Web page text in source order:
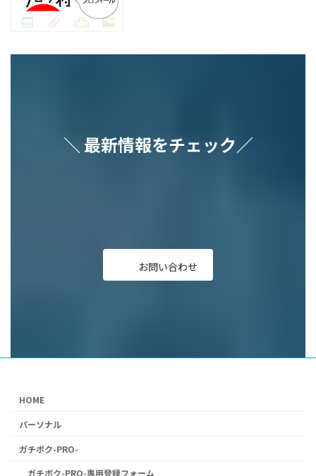
＼ 最新情報をチェック／
お問い合わせ
HOME
パーソナル
ガチボク-PRO-
ガチボク-PRO-専用登録フォーム